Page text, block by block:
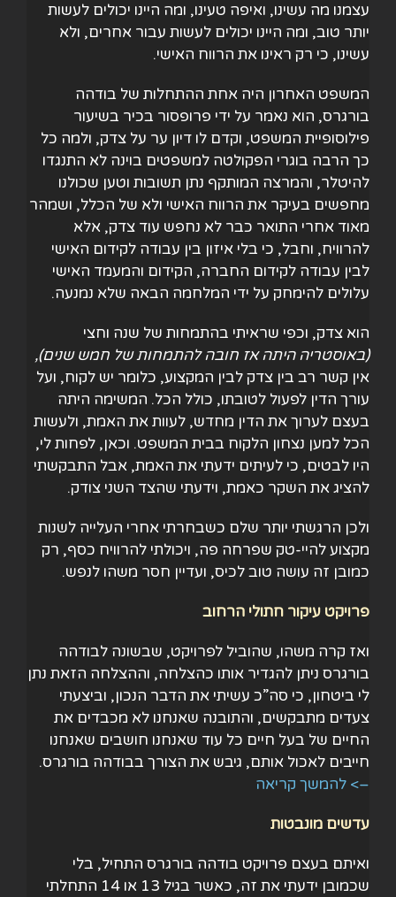
עצמנו מה עשינו, ואיפה טעינו, ומה היינו יכולים לעשות
יותר טוב, ומה היינו יכולים לעשות עבור אחרים, ולא
עשינו, כי רק ראינו את הרווח האישי.
המשפט האחרון היה אחת ההתחלות של בודהה
בורגרס, הוא נאמר על ידי פרופסור בכיר בשיעור
פילוסופיית המשפט, וקדם לו דיון ער על צדק, ולמה כל
כך הרבה בוגרי הפקולטה למשפטים בוינה לא התנגדו
להיטלר, והמרצה המותקף נתן תשובות וטען שכולנו
מחפשים בעיקר את הרווח האישי ולא של הכלל, ושמהר
מאוד אחרי התואר כבר לא נחפש עוד צדק, אלא
להרוויח, וחבל, כי בלי איזון בין עבודה לקידום האישי
לבין עבודה לקידום החברה, הקידום והמעמד האישי
עלולים להימחק על ידי המלחמה הבאה שלא נמנעה.
הוא צדק, וכפי שראיתי בהתמחות של שנה וחצי
(באוסטריה היתה אז חובה להתמחות של חמש שנים),
אין קשר רב בין צדק לבין המקצוע, כלומר יש לקוח, ועל
עורך הדין לפעול לטובתו, כולל הכל. המשימה היתה
בעצם לערוך את הדין מחדש, לעוות את האמת, ולעשות
הכל למען נצחון הלקוח בבית המשפט. וכאן, לפחות לי,
היו לבטים, כי לעיתים ידעתי את האמת, אבל התבקשתי
להציג את השקר כאמת, וידעתי שהצד השני צודק.
ולכן הרגשתי יותר שלם כשבחרתי אחרי העלייה לשנות
מקצוע להיי-טק שפרחה פה, ויכולתי להרוויח כסף, רק
כמובן זה עושה טוב לכיס, ועדיין חסר משהו לנפש.
פרויקט עיקור חתולי הרחוב
ואז קרה משהו, שהוביל לפרויקט, שבשונה לבודהה
בורגרס ניתן להגדיר אותו כהצלחה, וההצלחה הזאת נתן
לי ביטחון, כי סה”כ עשיתי את הדבר הנכון, וביצעתי
צעדים מתבקשים, והתובנה שאנחנו לא מכבדים את
החיים של בעל חיים כל עוד שאנחנו חושבים שאנחנו
חייבים לאכול אותם, גיבש את הצורך בבודהה בורגרס.
–> להמשך קריאה
עדשים מונבטות
ואיתם בעצם פרויקט בודהה בורגרס התחיל, בלי
שכמובן ידעתי את זה, כאשר בגיל 13 או 14 התחלתי